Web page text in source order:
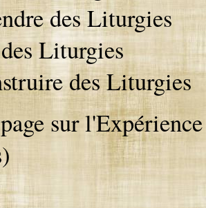
des Liturgies
Liturgies
des Liturgies
sur